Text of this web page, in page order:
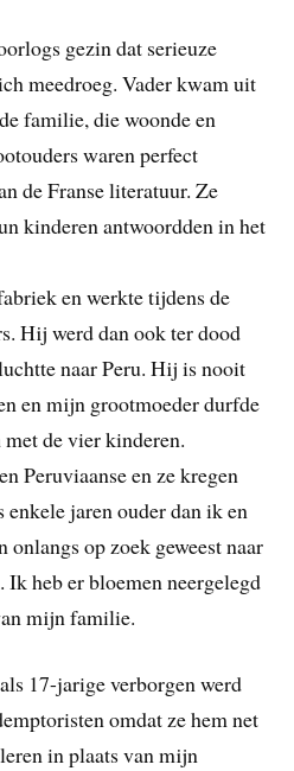
gezin dat serieuze
meedroeg. Vader kwam uit
familie, die woonde en
waren perfect
de Franse literatuur. Ze
kinderen antwoordden in het
en werkte tijdens de
Hij werd dan ook ter dood
naar Peru. Hij is nooit
en mijn grootmoeder durfde
de vier kinderen.
Peruviaanse en ze kregen
enkele jaren ouder dan ik en
onlangs op zoek geweest naar
heb er bloemen neergelegd
mijn familie.
17-jarige verborgen werd
omdat ze hem net
in plaats van mijn